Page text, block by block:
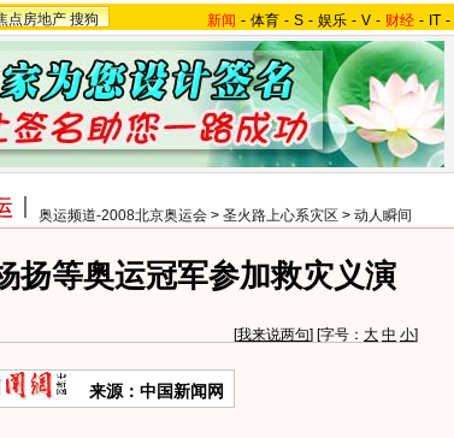
点房地产 搜狗 新闻 - 体育 - S - 娱乐 - V - 财经 - IT -
奥运频道-2008北京奥运会 > 圣火路上心系灾区 > 动人瞬间
扬等奥运冠军参加救灾义演
[我来说两句] [字号： 大 中 小]
来源：中国新闻网